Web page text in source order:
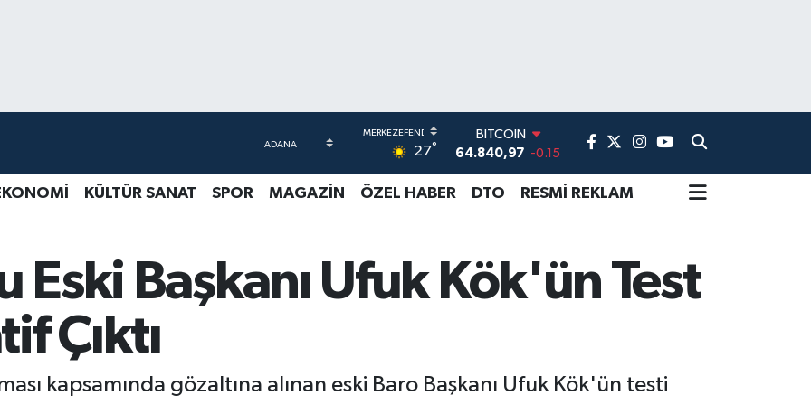
27°
BITCOIN
64.840,97 -0.15
47,7436
0.18
64,4811
0.38
GRAM ALTIN
6660.55
KÜLTÜR SANAT SPOR MAGAZİN ÖZEL HABER DTO RESMİ REKLAM
Eski Başkanı Ufuk Kök'ün Test
Çıktı
kapsamında gözaltına alınan eski Baro Başkanı Ufuk Kök'ün testi